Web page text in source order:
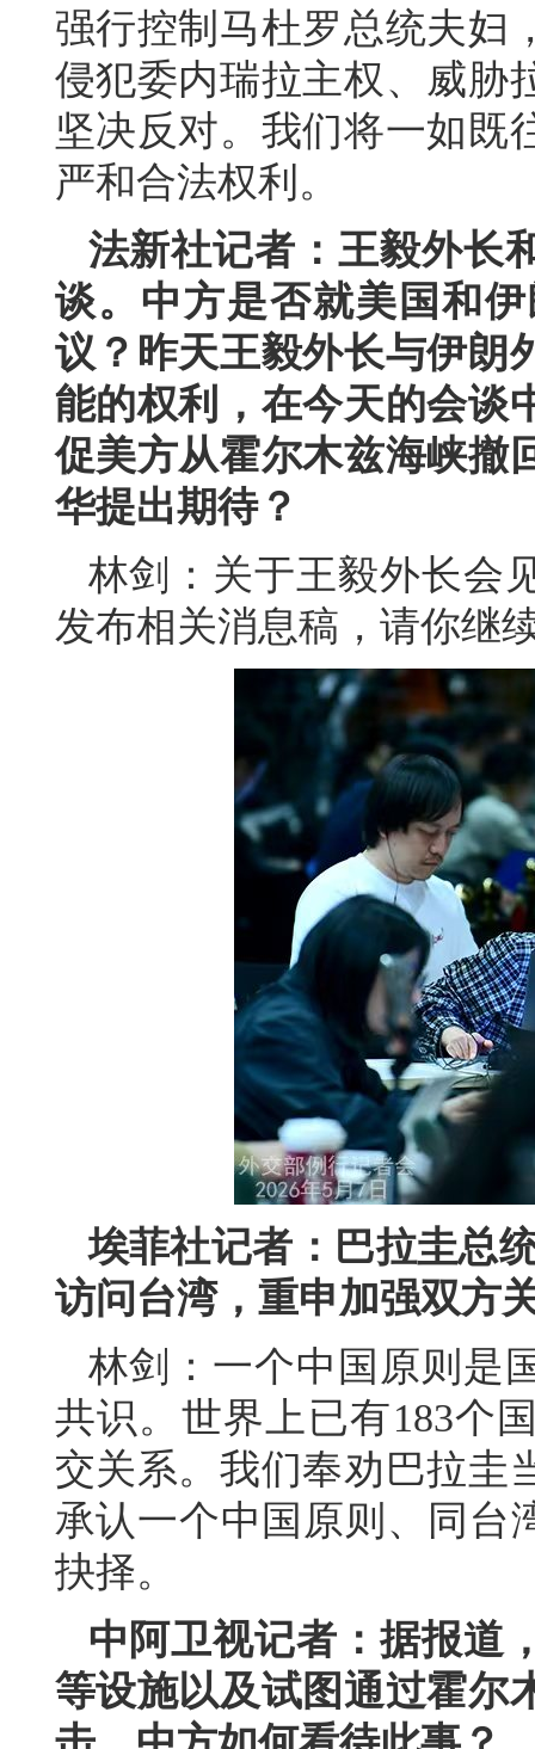
强行控制马杜罗总统夫妇
侵犯委内瑞拉主权、威胁
坚决反对。我们将一如既
严和合法权利。
法新社记者：王毅外长
谈。中方是否就美国和
议？昨天王毅外长与伊朗
能的权利，在今天的会谈
促美方从霍尔木兹海峡撤
华提出期待？
林剑：关于王毅外长会
发布相关消息稿，请你继
埃菲社记者：巴拉圭总
访问台湾，重申加强双方
林剑：一个中国原则是
共识。世界上已有183个
交关系。我们奉劝巴拉圭
承认一个中国原则、同台
抉择。
中阿卫视记者：据报道
等设施以及试图通过霍尔